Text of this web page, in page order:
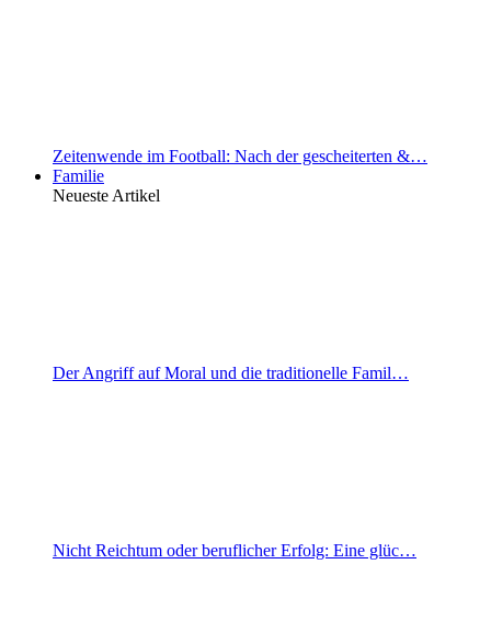
Zeitenwende im Football: Nach der gescheiterten &…
Familie
Neueste Artikel
Der Angriff auf Moral und die traditionelle Famil…
Nicht Reichtum oder beruflicher Erfolg: Eine glüc…